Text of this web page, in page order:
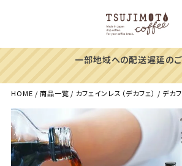
一部地域への配送遅延の
HOME 商品一覧 カフェインレス（デカフェ） デカ